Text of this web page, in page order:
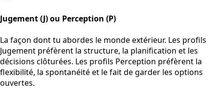
Jugement (J) ou Perception (P)
La façon dont tu abordes le monde extérieur. Les profils
Jugement préfèrent la structure, la planification et les
décisions clôturées. Les profils Perception préfèrent la
flexibilité, la spontanéité et le fait de garder les options
ouvertes.